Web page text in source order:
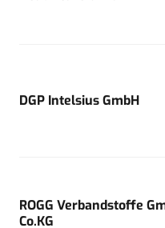
DGP Intelsius GmbH
ROGG Verbandstoffe
Co.KG